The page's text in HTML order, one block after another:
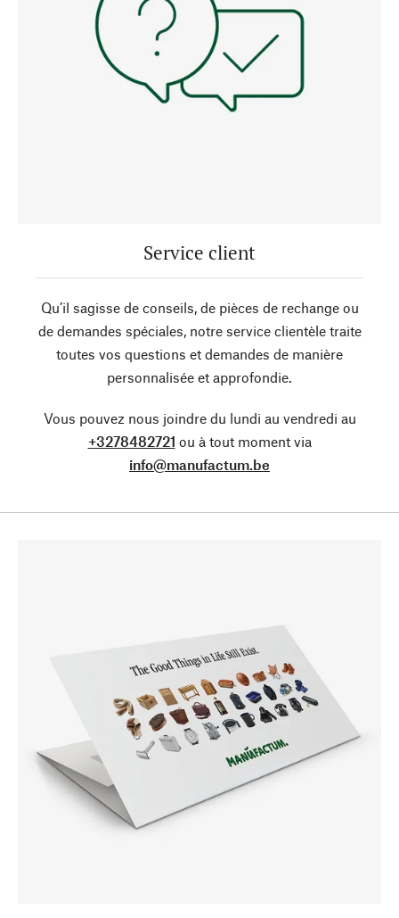
Service client
Qu’il sagisse de conseils, de pièces de rechange ou
de demandes spéciales, notre service clientèle traite
toutes vos questions et demandes de manière
personnalisée et approfondie.
Vous pouvez nous joindre du lundi au vendredi au
+3278482721 ou à tout moment via
info@manufactum.be